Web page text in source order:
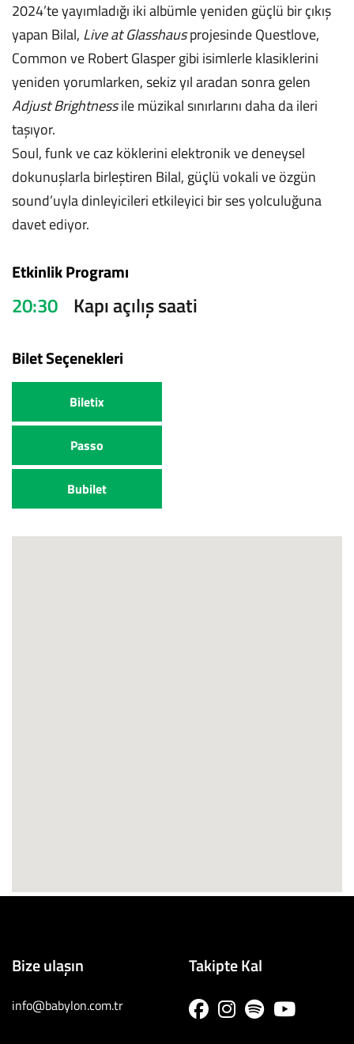
2024’te yayımladığı iki albümle yeniden güçlü bir çıkış
yapan Bilal, Live at Glasshausprojesinde Questlove,
Common ve Robert Glasper gibi isimlerle klasiklerini
yeniden yorumlarken, sekiz yıl aradan sonra gelen
Adjust Brightnessile müzikal sınırlarını daha da ileri
taşıyor.
Soul, funk ve caz köklerini elektronik ve deneysel
dokunuşlarla birleştiren Bilal, güçlü vokali ve özgün
sound’uyla dinleyicileri etkileyici bir ses yolculuğuna
davet ediyor.
Etkinlik Programı
20:30 Kapı açılış saati
Bilet Seçenekleri
Biletix
Passo
Bubilet
Bize ulaşın
info@babylon.com.tr
Takipte Kal